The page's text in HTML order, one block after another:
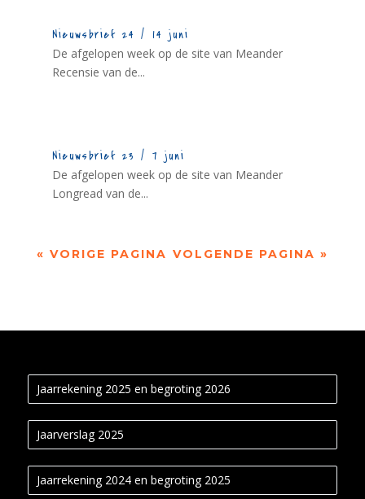
Nieuwsbrief 24 / 14 juni
De afgelopen week op de site van Meander
Recensie van de...
Nieuwsbrief 23 / 7 juni
De afgelopen week op de site van Meander
Longread van de...
« VORIGE PAGINA VOLGENDE PAGINA »
Jaarrekening 2025 en begroting 2026
Jaarverslag 2025
Jaarrekening 2024 en begroting 2025